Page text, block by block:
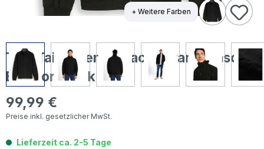
+ Weitere Farben
Tom Tailor Herren Jacke Transseasonal
Blouson black
Regulärer Preis:
99,99 €
Preise inkl. gesetzlicher MwSt.
Lieferzeit ca. 2-5 Tage